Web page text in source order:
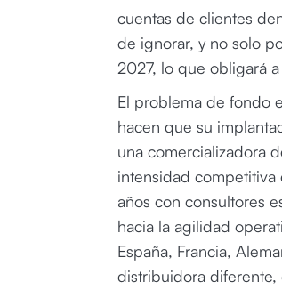
cuentas de clientes
de ignorar, y no solo
2027, lo que obligará
El problema de fondo
hacen que su
una comercializadora
intensidad competitiva
años con consultores
hacia la agilidad
España, Francia,
distribuidora diferente,